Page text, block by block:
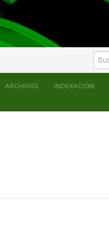
ARCHIVOS INDEXACIÓN